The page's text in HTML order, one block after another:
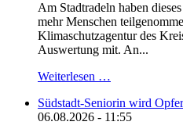
Am Stadtradeln haben
mehr Menschen
Klimaschutzagentur des
Auswertung mit. An...
Weiterlesen …
Südstadt-Seniorin wird
06.08.2026 - 11:55